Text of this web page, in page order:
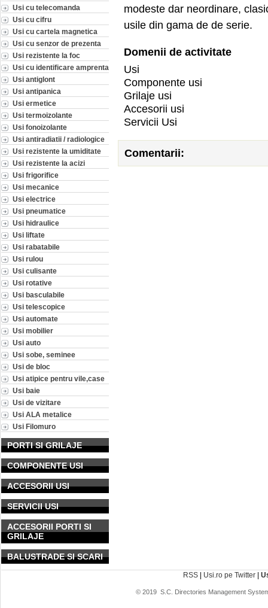
Usi cu telecomanda
Usi cu cifru
Usi cu cartela magnetica
Usi cu senzor de prezenta
Usi rezistente la foc
Usi cu identificare amprenta
Usi antiglont
Usi antipanica
Usi ermetice
Usi termoizolante
Usi fonoizolante
Usi antiradiatii / radiologice
Usi rezistente la umiditate
Usi rezistente la acizi
Usi frigorifice
Usi mecanice
Usi electrice
Usi pneumatice
Usi hidraulice
Usi liftate
Usi rabatabile
Usi rulou
Usi culisante
Usi rotative
Usi basculabile
Usi telescopice
Usi automate
Usi mobilier
Usi auto
Usi sobe, seminee
Usi de bloc
Usi atipice pentru vile,case
Usi baie
Usi de vizitare
Usi ALA metalice
Usi Filomuro
PORTI SI GRILAJE
COMPONENTE USI
ACCESORII USI
SERVICII USI
ACCESORII PORTI SI
GRILAJE
BALUSTRADE SI SCARI
modeste dar neordinare,
usile din gama de de serie.
Domenii de activitate
Usi
Componente usi
Grilaje usi
Accesorii usi
Servicii Usi
Comentarii:
RSS | Usi.ro pe Twitter |
© 2019 S.C. Directories Management